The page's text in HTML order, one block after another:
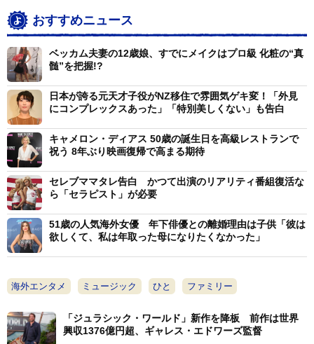
おすすめニュース
ベッカム夫妻の12歳娘、すでにメイクはプロ級 化粧の“真
髄”を把握!?
日本が誇る元天才子役がNZ移住で雰囲気ゲキ変！「外見
にコンプレックスあった」「特別美しくない」も告白
キャメロン・ディアス 50歳の誕生日を高級レストランで
祝う 8年ぶり映画復帰で高まる期待
セレブママタレ告白 かつて出演のリアリティ番組復活な
ら「セラピスト」が必要
51歳の人気海外女優 年下俳優との離婚理由は子供「彼は
欲しくて、私は年取った母になりたくなかった」
海外エンタメ ミュージック ひと ファミリー
「ジュラシック・ワールド」新作を降板 前作は世界
興収1376億円超、ギャレス・エドワーズ監督